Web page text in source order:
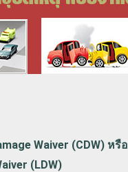
Waiver (CDW) หรือ
(LDW)